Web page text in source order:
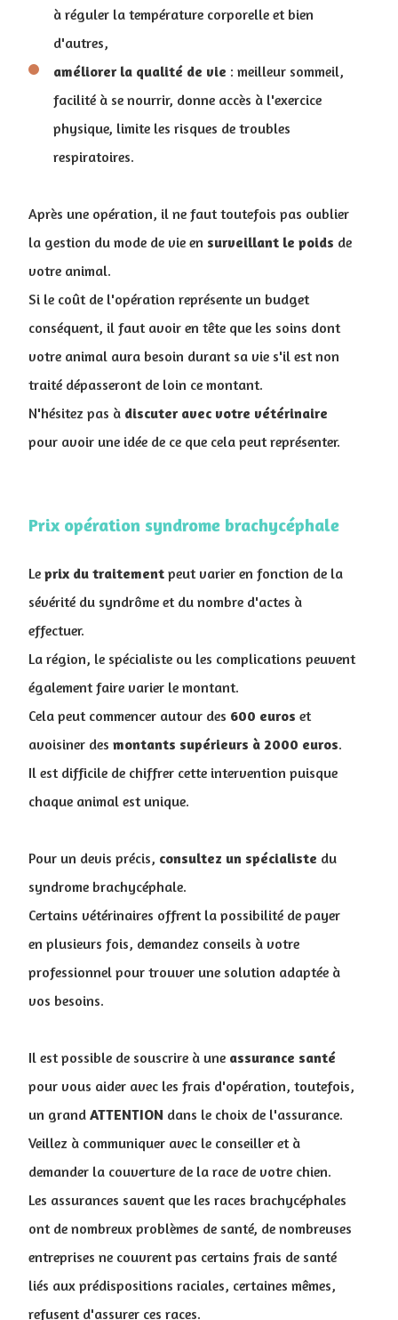
à réguler la température corporelle et bien
d'autres,
améliorer la qualité de vie : meilleur sommeil,
facilité à se nourrir, donne accès à l'exercice
physique, limite les risques de troubles
respiratoires.
Après une opération, il ne faut toutefois pas oublier
la gestion du mode de vie en surveillant le poids de
votre animal.
Si le coût de l'opération représente un budget
conséquent, il faut avoir en tête que les soins dont
votre animal aura besoin durant sa vie s'il est non
traité dépasseront de loin ce montant.
N'hésitez pas à discuter avec votre vétérinaire
pour avoir une idée de ce que cela peut représenter.
Prix opération syndrome brachycéphale
Le prix du traitement peut varier en fonction de la
sévérité du syndrôme et du nombre d'actes à
effectuer.
La région, le spécialiste ou les complications peuvent
également faire varier le montant.
Cela peut commencer autour des 600 euros et
avoisiner des montants supérieurs à 2000 euros.
Il est difficile de chiffrer cette intervention puisque
chaque animal est unique.
Pour un devis précis, consultez un spécialiste du
syndrome brachycéphale.
Certains vétérinaires offrent la possibilité de payer
en plusieurs fois, demandez conseils à votre
professionnel pour trouver une solution adaptée à
vos besoins.
Il est possible de souscrire à une assurance santé
pour vous aider avec les frais d'opération, toutefois,
un grand ATTENTION dans le choix de l'assurance.
Veillez à communiquer avec le conseiller et à
demander la couverture de la race de votre chien.
Les assurances savent que les races brachycéphales
ont de nombreux problèmes de santé, de nombreuses
entreprises ne couvrent pas certains frais de santé
liés aux prédispositions raciales, certaines mêmes,
refusent d'assurer ces races.